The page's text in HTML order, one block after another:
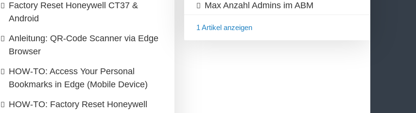
Factory Reset Honeywell CT37 &
Android
Anleitung: QR-Code Scanner via Edge
Browser
HOW-TO: Access Your Personal
Bookmarks in Edge (Mobile Device)
HOW-TO: Factory Reset Honeywell
Max Anzahl Admins im ABM
1 Artikel anzeigen